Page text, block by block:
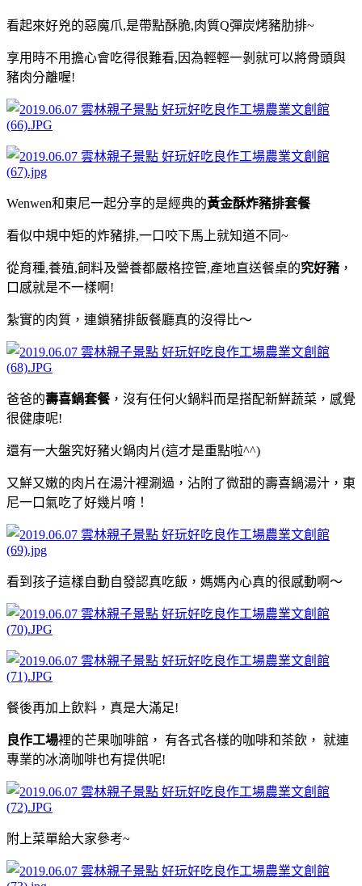
看起來好兇的惡魔爪,是帶點酥脆,肉質Q彈炭烤豬肋排~
享用時不用擔心會吃得很難看,因為輕輕一剝就可以將骨頭與
豬肉分離喔!
Wenwen和東尼一起分享的是經典的黃金酥炸豬排套餐
看似中規中矩的炸豬排,一口咬下馬上就知道不同~
從育種,養殖,飼料及營養都嚴格控管,產地直送餐桌的究好豬 ，
口感就是不一樣啊!
紮實的肉質，連鎖豬排飯餐廳真的沒得比～
爸爸的壽喜鍋套餐，沒有任何火鍋料而是搭配新鮮蔬菜，感覺
很健康呢!
還有一大盤究好豬火鍋肉片(這才是重點啦^^)
又鮮又嫩的肉片在湯汁裡涮過，沾附了微甜的壽喜鍋湯汁，東
尼一口氣吃了好幾片唷！
看到孩子這樣自動自發認真吃飯，媽媽內心真的很感動啊～
餐後再加上飲料，真是大滿足!
良作工場裡的芒果咖啡館， 有各式各樣的咖啡和茶飲， 就連
專業的冰滴咖啡也有提供呢!
附上菜單給大家參考~